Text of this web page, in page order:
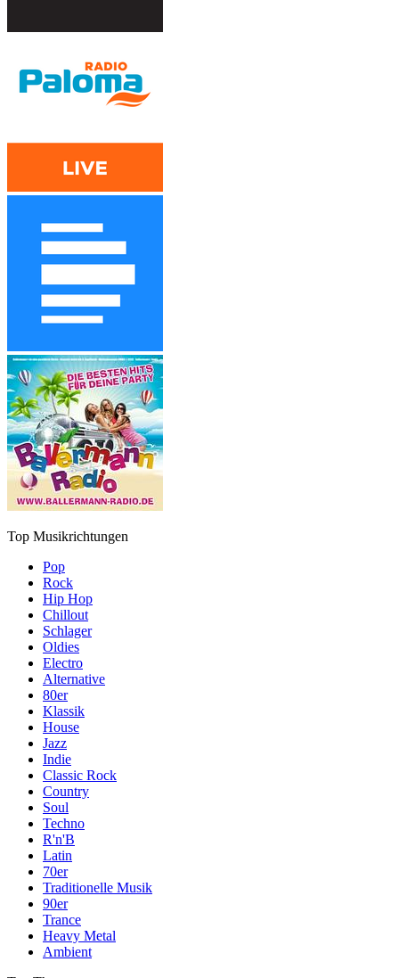
Top Musikrichtungen
Pop
Rock
Hip Hop
Chillout
Schlager
Oldies
Electro
Alternative
80er
Klassik
House
Jazz
Indie
Classic Rock
Country
Soul
Techno
R'n'B
Latin
70er
Traditionelle Musik
90er
Trance
Heavy Metal
Ambient